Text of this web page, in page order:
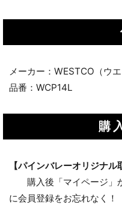
メーカー：WESTCO（ウ
品番：WCP14L
購
【パインバレーオリジナル
購入後「マイページ」
に会員登録をお忘れなく！